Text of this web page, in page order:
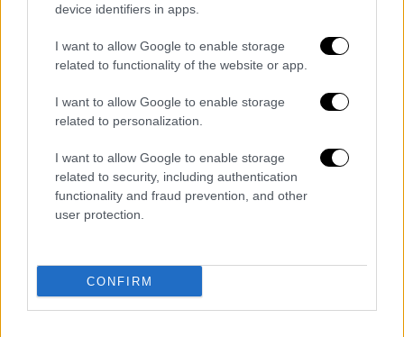
device identifiers in apps.
I want to allow Google to enable storage
related to functionality of the website or app.
I want to allow Google to enable storage
related to personalization.
I want to allow Google to enable storage
related to security, including authentication
functionality and fraud prevention, and other
user protection.
CONFIRM
Τα πρόσωπα που βρίσκονται υπό
έλεγχο
Σύμφωνα με τις ίδιες πληροφορίες, σε αυτό
το στάδιο των ερευνών εμπλέκονται τα
παρακάτω πρόσωπα:
Έναςπρώην υπουργός, με κομβικό ρόλο
στο κυβερνητικό οικονομικό επιτελείο.
υπουργείο Αγροτικής Ανάπτυξης.
Δύο επιπλέον πρόσωπα, εξεταζόμενα
στενά από την ίδια την Ευρωπαϊκή